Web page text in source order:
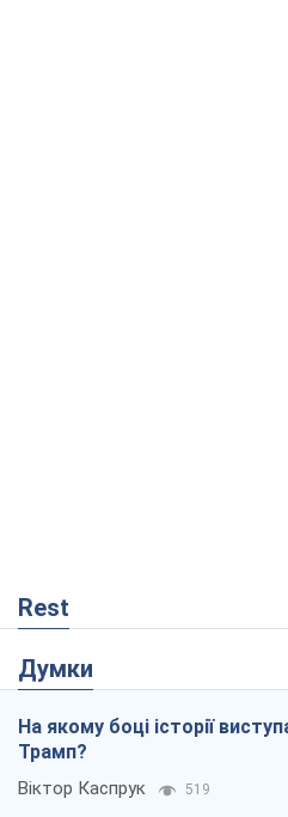
Rest
Думки
На якому боці історії
Трамп?
Віктор Каспрук 519